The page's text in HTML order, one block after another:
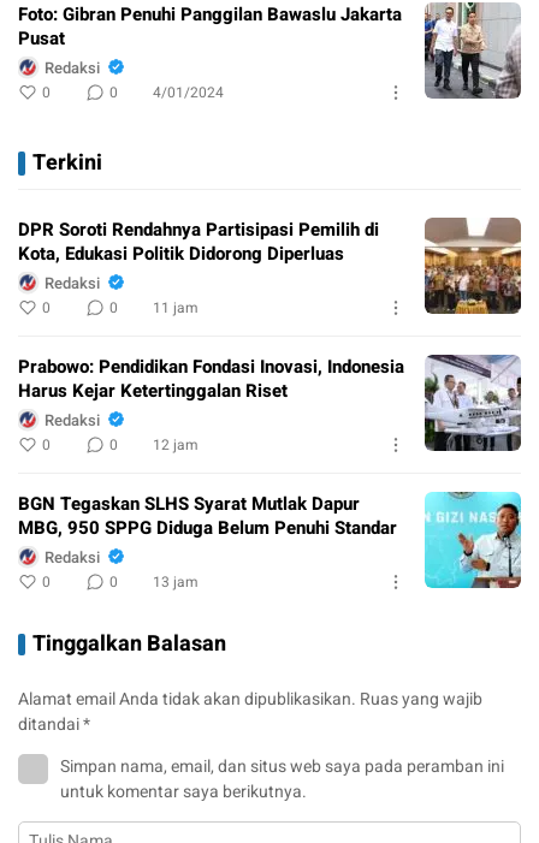
Foto: Gibran Penuhi Panggilan Bawaslu Jakarta
Pusat
Redaksi
0 0 4/01/2024
Terkini
DPR Soroti Rendahnya Partisipasi Pemilih di
Kota, Edukasi Politik Didorong Diperluas
Redaksi
0 0 11 jam
Prabowo: Pendidikan Fondasi Inovasi, Indonesia
Harus Kejar Ketertinggalan Riset
Redaksi
0 0 12 jam
BGN Tegaskan SLHS Syarat Mutlak Dapur
MBG, 950 SPPG Diduga Belum Penuhi Standar
Redaksi
0 0 13 jam
Tinggalkan Balasan
Alamat email Anda tidak akan dipublikasikan. Ruas yang wajib
ditandai*
Simpan nama, email, dan situs web saya pada peramban ini
untuk komentar saya berikutnya.